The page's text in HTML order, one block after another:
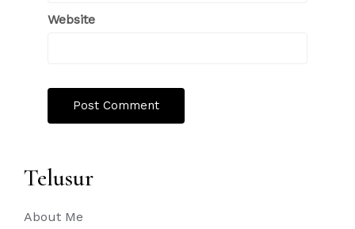
Website
Telusur
About Me